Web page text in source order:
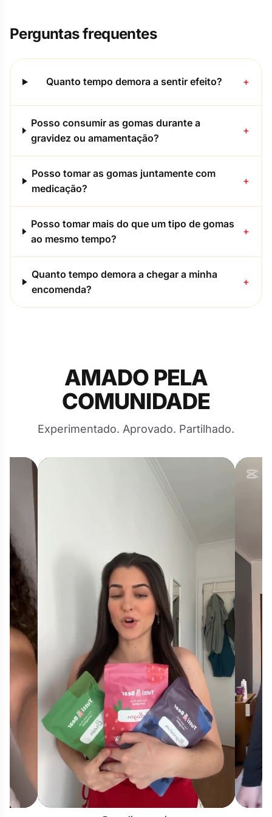
Perguntas frequentes
Quanto tempo demora a sentir efeito? +
Posso consumir as gomas durante a
gravidez ou amamentação?
+
Posso tomar as gomas juntamente com
medicação?
+
Posso tomar mais do que um tipo de gomas
ao mesmo tempo?
+
Quanto tempo demora a chegar a minha
encomenda?
+
AMADO PELA
COMUNIDADE
Experimentado. Aprovado. Partilhado.